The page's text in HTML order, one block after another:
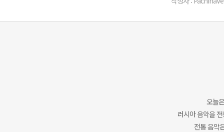
오늘
러시아 음악을
전통 음악